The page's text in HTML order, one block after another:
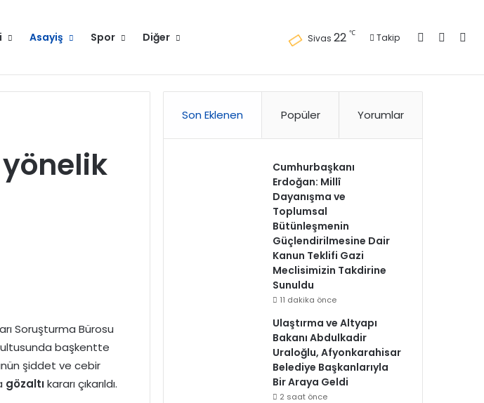
Asayiş Spor Diğer Sivas 22 ℃ Takip Kayıt Ol
Soruşturma Bürosu
başkentte
şiddet ve cebir
gözaltıkararı çıkarıldı.
Son Eklenen Popüler Yorumlar
Cumhurbaşkanı
Erdoğan: Millî
Dayanışma ve
Toplumsal
Bütünleşmenin
Güçlendirilmesine Dair
Kanun Teklifi Gazi
Meclisimizin Takdirine
Sunuldu
11 dakika önce
Ulaştırma ve Altyapı
Bakanı Abdulkadir
Uraloğlu, Afyonkarahisar
Belediye Başkanlarıyla
Bir Araya Geldi
2 saat önce